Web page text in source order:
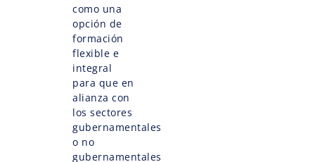
como una
opción de
formación
flexible e
integral
para que en
alianza con
los sectores
gubernamentales
o no
gubernamentales